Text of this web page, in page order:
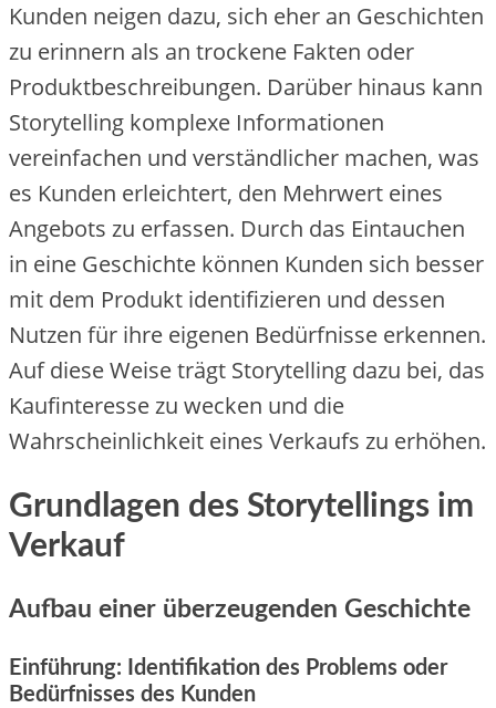
Kunden neigen dazu, sich eher an Geschichten
zu erinnern als an trockene Fakten oder
Produktbeschreibungen. Darüber hinaus kann
Storytelling komplexe Informationen
vereinfachen und verständlicher machen, was
es Kunden erleichtert, den Mehrwert eines
Angebots zu erfassen. Durch das Eintauchen
in eine Geschichte können Kunden sich besser
mit dem Produkt identifizieren und dessen
Nutzen für ihre eigenen Bedürfnisse erkennen.
Auf diese Weise trägt Storytelling dazu bei, das
Kaufinteresse zu wecken und die
Wahrscheinlichkeit eines Verkaufs zu erhöhen.
Grundlagen des Storytellings im
Verkauf
Aufbau einer überzeugenden Geschichte
Einführung: Identifikation des Problems oder
Bedürfnisses des Kunden